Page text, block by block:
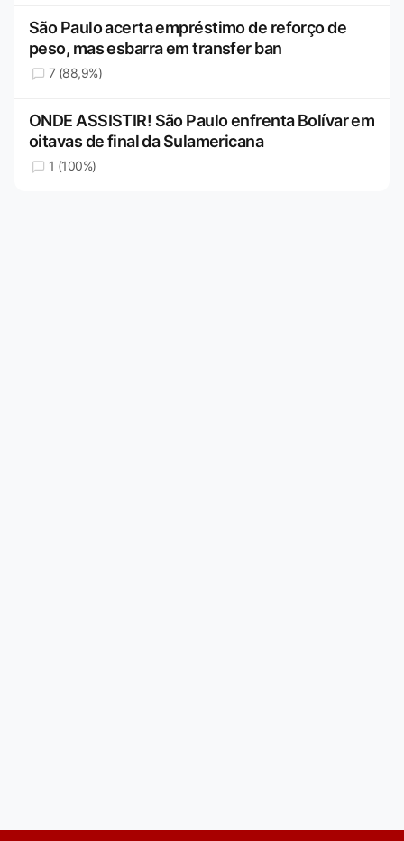
São Paulo acerta empréstimo de reforço de
peso, mas esbarra em transfer ban
7 (88,9%)
ONDE ASSISTIR! São Paulo enfrenta Bolívar em
oitavas de final da Sulamericana
1 (100%)